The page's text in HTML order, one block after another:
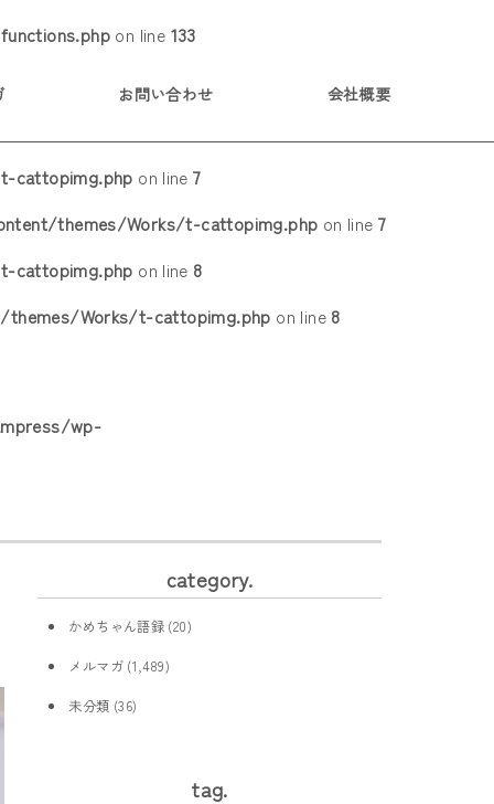
on line 133
お問い合わせ 会社概要
cattopimg.php on line7
themes/Works/t-cattopimg.php on line 7
cattopimg.php on line 8
themes/Works/t-cattopimg.php on line 8
wp-
category.
かめちゃん語録 (20)
メルマガ(1,489)
未分類 (36)
tag.